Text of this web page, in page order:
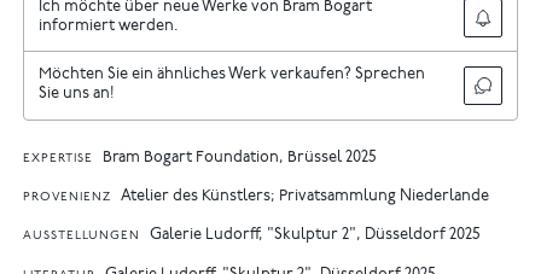
Ich möchte über neue Werke von Bram Bogart
informiert werden.
Möchten Sie ein ähnliches Werk verkaufen? Sprechen
Sie uns an!
EXPERTISE Bram Bogart Foundation, Brüssel 2025
PROVENIENZ Atelier des Künstlers; Privatsammlung Niederlande
AUSSTELLUNGEN Galerie Ludorff, "Skulptur 2", Düsseldorf 2025